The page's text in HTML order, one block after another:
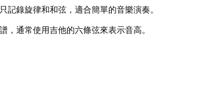
記錄旋律和和弦，適合簡單的音樂演奏。
，通常使用吉他的六條弦來表示音高。